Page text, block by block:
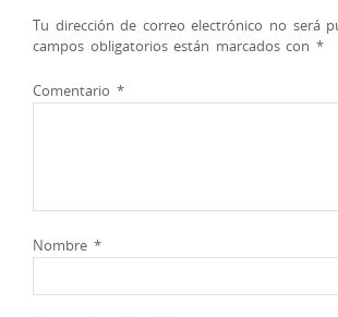
Tu dirección de correo electrónico no será
campos obligatorios están marcados con *
Comentario *
Nombre *